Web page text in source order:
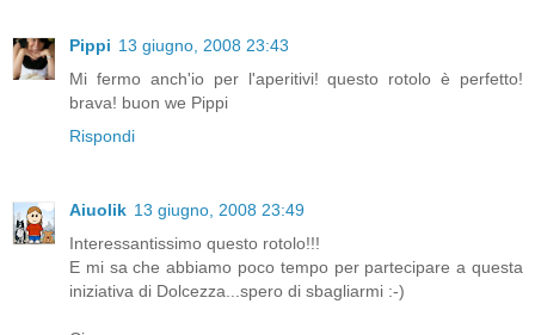
Pippi 13 giugno, 2008 23:43
Mi fermo anch'io per l'aperitivi! questo rotolo è perfetto!
brava! buon we Pippi
Rispondi
Aiuolik 13 giugno, 2008 23:49
Interessantissimo questo rotolo!!!
E mi sa che abbiamo poco tempo per partecipare a questa
iniziativa di Dolcezza...spero di sbagliarmi :-)